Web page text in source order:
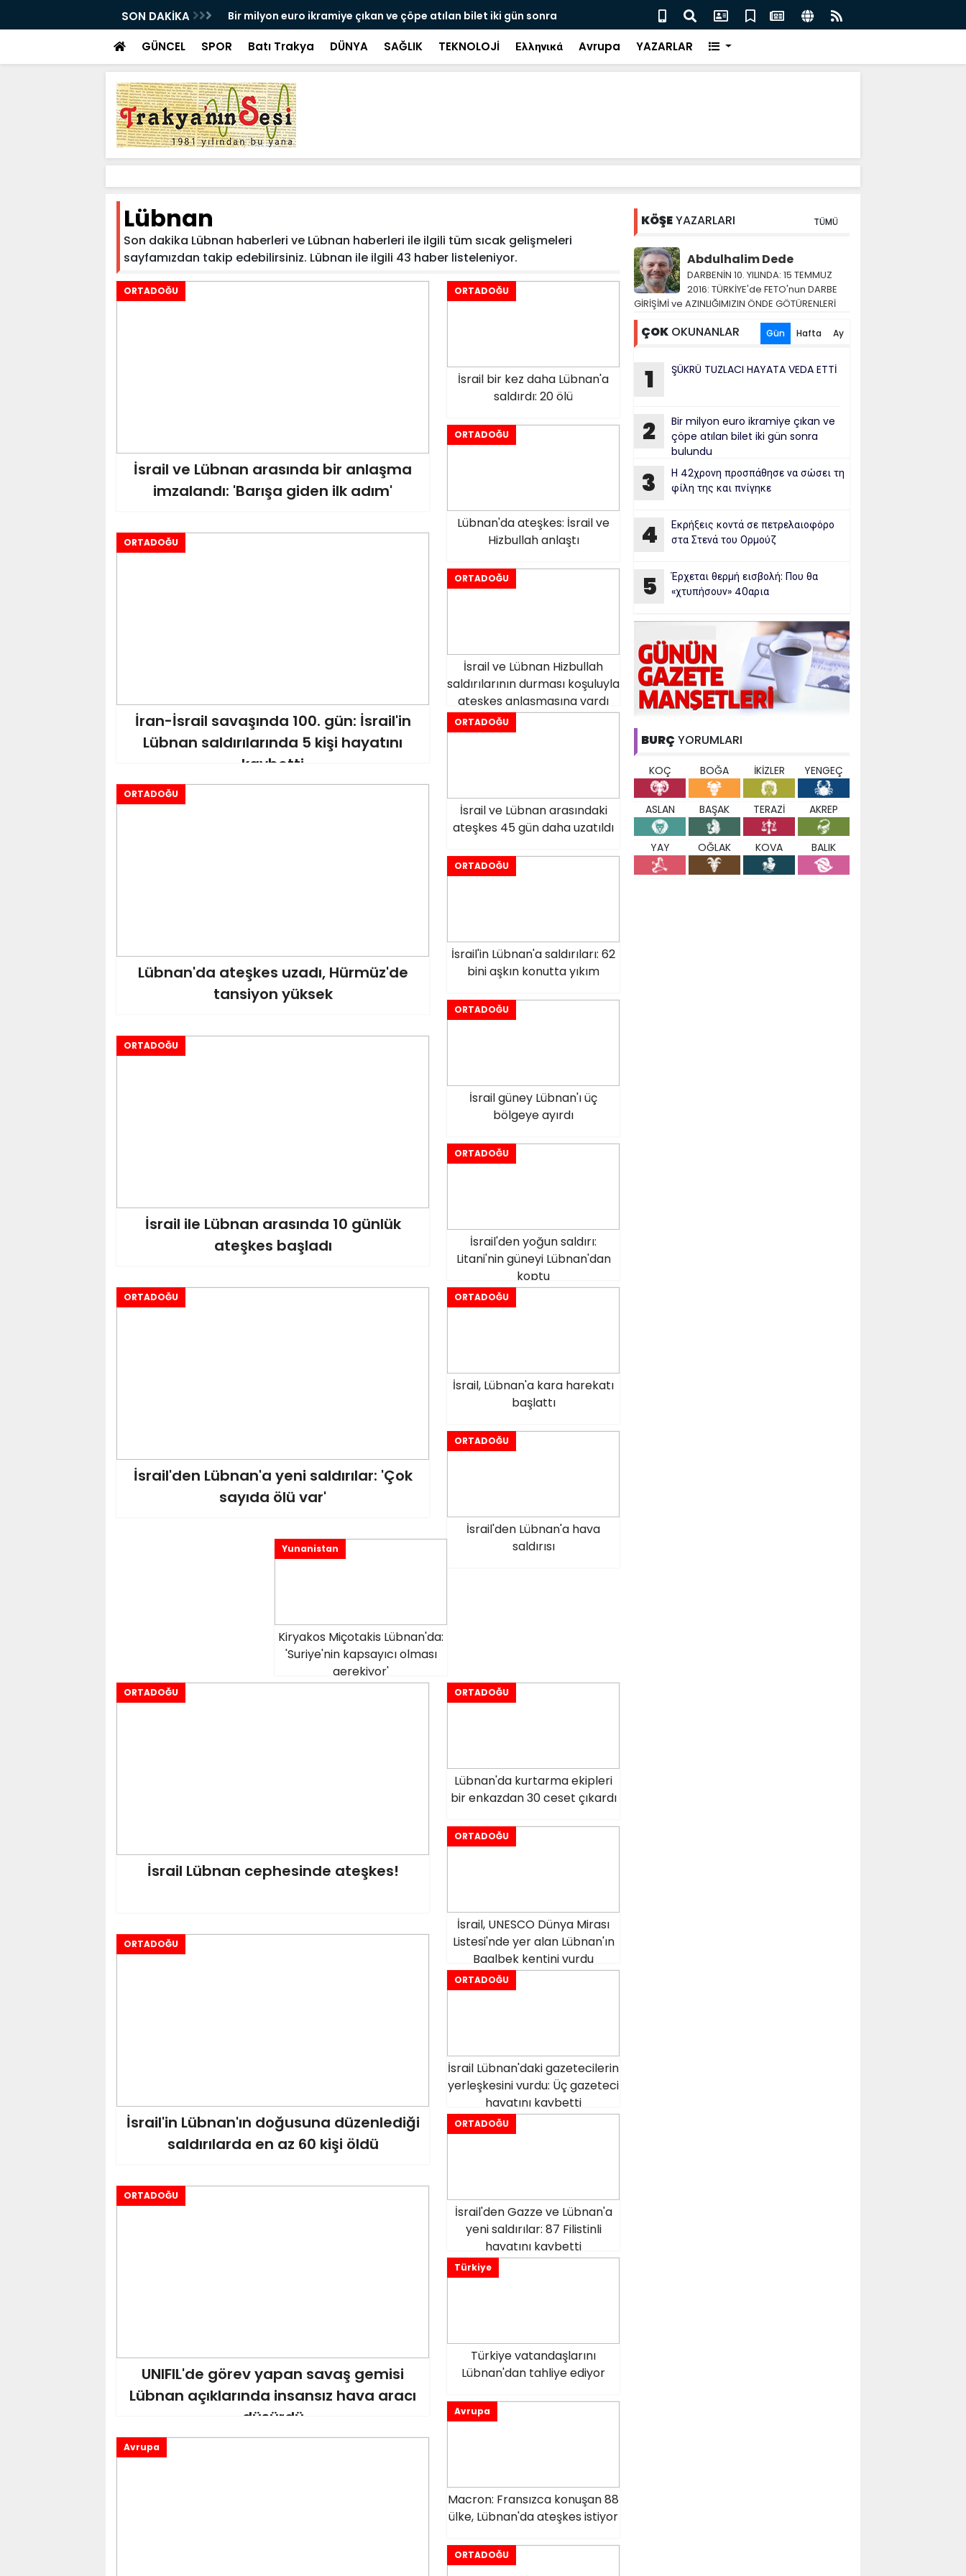
SON DAKİKA
Bir milyon euro ikramiye çıkan ve çöpe atılan bilet iki gün sonra
bulundu
Salah transferi için İngiliz medyası ne diyor?
GÜNCEL SPOR Batı Trakya DÜNYA SAĞLIK TEKNOLOJİ Ελληνικά Avrupa YAZARLAR
Lübnan
Son dakika Lübnan haberleri ve Lübnan haberleri ile ilgili tüm sıcak gelişmeleri
sayfamızdan takip edebilirsiniz. Lübnan ile ilgili 43 haber listeleniyor.
ORTADOĞU
İsrail ve Lübnan arasında bir anlaşma
imzalandı: 'Barışa giden ilk adım'
ORTADOĞU
İsrail bir kez daha Lübnan'a
saldırdı: 20 ölü
ORTADOĞU
Lübnan'da ateşkes: İsrail ve
Hizbullah anlaştı
ORTADOĞU
İran-İsrail savaşında 100. gün: İsrail'in
Lübnan saldırılarında 5 kişi hayatını
kaybetti
ORTADOĞU
İsrail ve Lübnan Hizbullah
saldırılarının durması koşuluyla
ateşkes anlaşmasına vardı
ORTADOĞU
İsrail ve Lübnan arasındaki
ateşkes 45 gün daha uzatıldı
ORTADOĞU
Lübnan'da ateşkes uzadı, Hürmüz'de
tansiyon yüksek
ORTADOĞU
İsrail'in Lübnan'a saldırıları: 62
bini aşkın konutta yıkım
ORTADOĞU
İsrail güney Lübnan'ı üç
bölgeye ayırdı
ORTADOĞU
İsrail ile Lübnan arasında 10 günlük
ateşkes başladı
ORTADOĞU
İsrail'den yoğun saldırı:
Litani'nin güneyi Lübnan'dan
koptu
ORTADOĞU
İsrail, Lübnan'a kara harekatı
başlattı
ORTADOĞU
İsrail'den Lübnan'a yeni saldırılar: 'Çok
sayıda ölü var'
ORTADOĞU
İsrail'den Lübnan'a hava
saldırısı
Yunanistan
Kiryakos Miçotakis Lübnan'da:
'Suriye'nin kapsayıcı olması
gerekiyor'
ORTADOĞU
İsrail Lübnan cephesinde ateşkes!
ORTADOĞU
Lübnan'da kurtarma ekipleri
bir enkazdan 30 ceset çıkardı
ORTADOĞU
İsrail, UNESCO Dünya Mirası
Listesi'nde yer alan Lübnan'ın
Baalbek kentini vurdu
ORTADOĞU
İsrail'in Lübnan'ın doğusuna düzenlediği
saldırılarda en az 60 kişi öldü
ORTADOĞU
İsrail Lübnan'daki gazetecilerin
yerleşkesini vurdu: Üç gazeteci
hayatını kaybetti
ORTADOĞU
İsrail'den Gazze ve Lübnan'a
yeni saldırılar: 87 Filistinli
hayatını kaybetti
ORTADOĞU
UNIFIL'de görev yapan savaş gemisi
Lübnan açıklarında insansız hava aracı
düşürdü
Türkiye
Türkiye vatandaşlarını
Lübnan'dan tahliye ediyor
Avrupa
Macron: Fransızca konuşan 88
ülke, Lübnan'da ateşkes istiyor
Avrupa
ORTADOĞU
KÖŞEYAZARLARI TÜMÜ
Abdulhalim Dede
DARBENİN 10. YILINDA: 15 TEMMUZ
2016: TÜRKİYE'de FETO'nun DARBE
GİRİŞİMİ ve AZINLIĞIMIZIN ÖNDE GÖTÜRENLERİ
ÇOK OKUNANLAR Gün Hafta Ay
1 ŞÜKRÜ TUZLACI HAYATA VEDA ETTİ
2
Bir milyon euro ikramiye çıkan ve
çöpe atılan bilet iki gün sonra
bulundu
3
Η 42χρονη προσπάθησε να σώσει τη
φίλη της και πνίγηκε
4
Εκρήξεις κοντά σε πετρελαιοφόρο
στα Στενά του Ορμούζ
5
Έρχεται θερμή εισβολή: Που θα
«χτυπήσουν» 40αρια
BURÇ YORUMLARI
KOÇ BOĞA İKİZLER YENGEÇ
ASLAN BAŞAK TERAZİ AKREP
YAY OĞLAK KOVA BALIK